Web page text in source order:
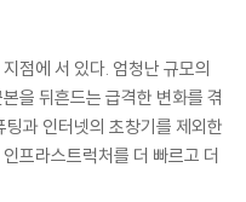
점에 서 있다. 엄청난 규모의
을 뒤흔드는 급격한 변화를 겪
과 인터넷의 초창기를 제외한
프라스트럭처를 더 빠르고 더